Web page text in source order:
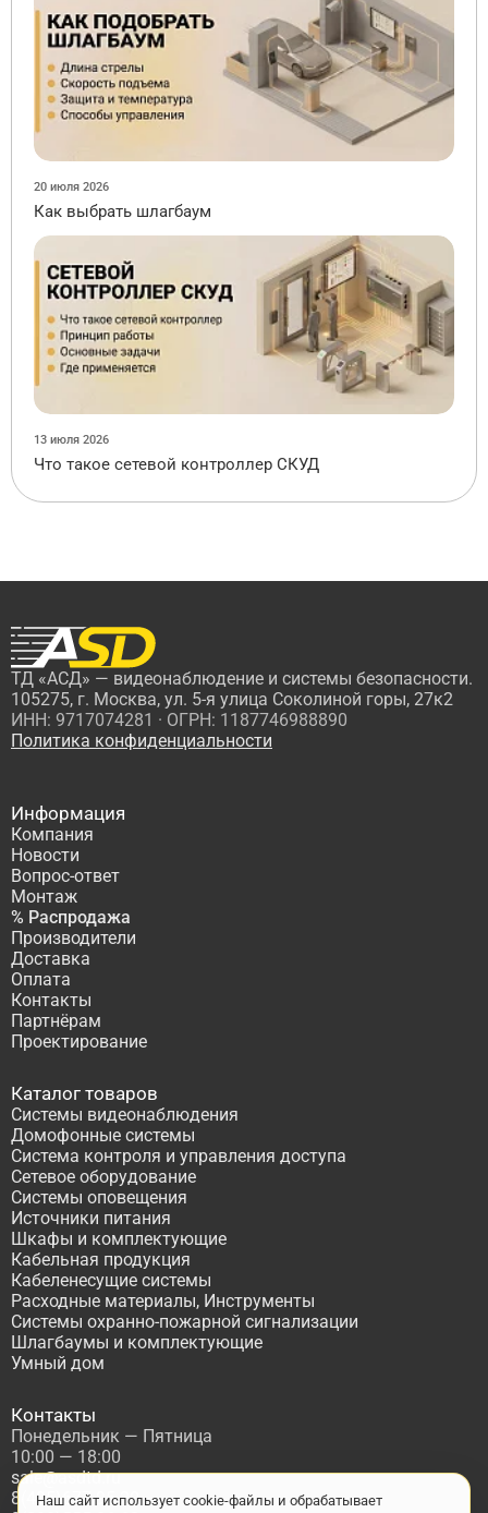
20 июля 2026
Как выбрать шлагбаум
13 июля 2026
Что такое сетевой контроллер СКУД
ТД «АСД» — видеонаблюдение и системы безопасности.
105275, г. Москва, ул. 5-я улица Соколиной горы, 27к2
ИНН: 9717074281 · ОГРН: 1187746988890
Политика конфиденциальности
Информация
Компания
Новости
Вопрос-ответ
Монтаж
% Распродажа
Производители
Доставка
Оплата
Контакты
Партнёрам
Проектирование
Каталог товаров
Системы видеонаблюдения
Домофонные системы
Система контроля и управления доступа
Сетевое оборудование
Системы оповещения
Источники питания
Шкафы и комплектующие
Кабельная продукция
Кабеленесущие системы
Расходные материалы, Инструменты
Системы охранно-пожарной сигнализации
Шлагбаумы и комплектующие
Умный дом
Контакты
Понедельник — Пятница
10:00 — 18:00
sale@asdtd.ru
8(495)677-95-20
Наш сайт использует cookie-файлы и обрабатывает